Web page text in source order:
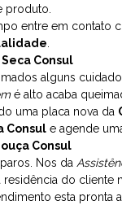
produto.
entre em contato
.
Seca Consul
alguns
é alto acaba
uma placa nova da
Consul e agende
Consul
Nos da
do cliente
esta pronta